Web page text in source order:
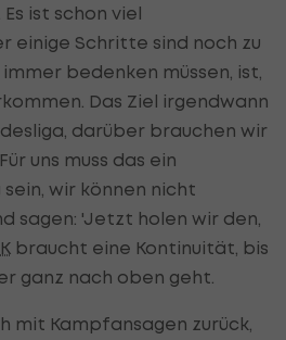
ist schon viel
einige Schritte sind noch zu
bedenken müssen, ist,
Das Ziel irgendwann
darüber brauchen wir
uns muss das ein
wir können nicht
sagen: 'Jetzt holen wir den,
braucht eine Kontinuität, bis
ganz nach oben geht.
mit Kampfansagen zurück,